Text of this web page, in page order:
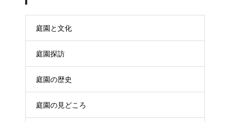
庭園と文化
庭園探訪
庭園の歴史
庭園の見どころ